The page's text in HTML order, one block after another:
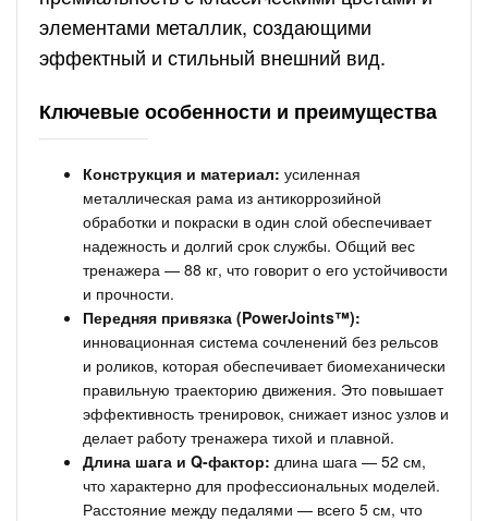
элементами металлик, создающими
эффектный и стильный внешний вид.
Ключевые особенности и преимущества
Конструкция и материал: усиленная
металлическая рама из антикоррозийной
обработки и покраски в один слой обеспечивает
надежность и долгий срок службы. Общий вес
тренажера — 88 кг, что говорит о его устойчивости
и прочности.
Передняя привязка (PowerJoints™):
инновационная система сочленений без рельсов
и роликов, которая обеспечивает биомеханически
правильную траекторию движения. Это повышает
эффективность тренировок, снижает износ узлов и
делает работу тренажера тихой и плавной.
Длина шага и Q-фактор: длина шага — 52 см,
что характерно для профессиональных моделей.
Расстояние между педалями — всего 5 см, что